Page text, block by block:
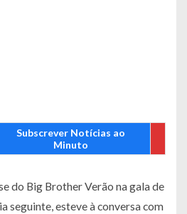
Subscrever Notícias ao
Minuto
do Big Brother Verão na gala de
seguinte, esteve à conversa com